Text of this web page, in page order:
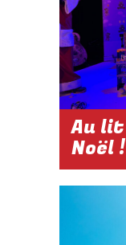
Au lit
Noël !